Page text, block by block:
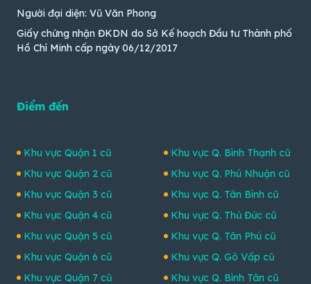
Người đại diện: Vũ Văn Phong
Giấy chứng nhận ĐKDN do Sở Kế hoạch Đầu tư Thành phố
Hồ Chí Minh cấp ngày 06/12/2017
Điểm đến
Khu vực Quận 1 cũ
Khu vực Quận 2 cũ
Khu vực Quận 3 cũ
Khu vực Quận 4 cũ
Khu vực Quận 5 cũ
Khu vực Quận 6 cũ
Khu vực Quận 7 cũ
Khu vực Q. Bình Thạnh cũ
Khu vực Q. Phú Nhuận cũ
Khu vực Q. Tân Bình cũ
Khu vực Q. Thủ Đức cũ
Khu vực Q. Tân Phú cũ
Khu vực Q. Gò Vấp cũ
Khu vực Q. Bình Tân cũ